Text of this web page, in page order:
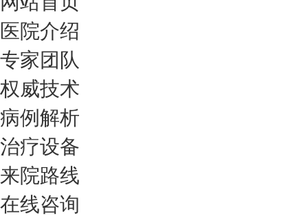
我们只治银屑病，我们在成都坐诊
医院介绍
专家团队
权威技术
病例解析
治疗设备
来院路线
在线咨询